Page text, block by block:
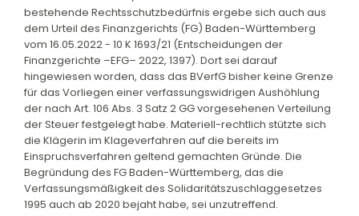
bestehende Rechtsschutzbedürfnis ergebe sich auch aus
dem Urteil des Finanzgerichts (FG) Baden-Württemberg
vom 16.05.2022 - 10 K 1693/21 (Entscheidungen der
Finanzgerichte –EFG– 2022, 1397). Dort sei darauf
hingewiesen worden, dass das BVerfG bisher keine Grenze
für das Vorliegen einer verfassungswidrigen Aushöhlung
der nach Art. 106 Abs. 3 Satz 2 GG vorgesehenen Verteilung
der Steuer festgelegt habe. Materiell-rechtlich stützte sich
die Klägerin im Klageverfahren auf die bereits im
Einspruchsverfahren geltend gemachten Gründe. Die
Begründung des FG Baden-Württemberg, das die
Verfassungsmäßigkeit des Solidaritätszuschlaggesetzes
1995 auch ab 2020 bejaht habe, sei unzutreffend.